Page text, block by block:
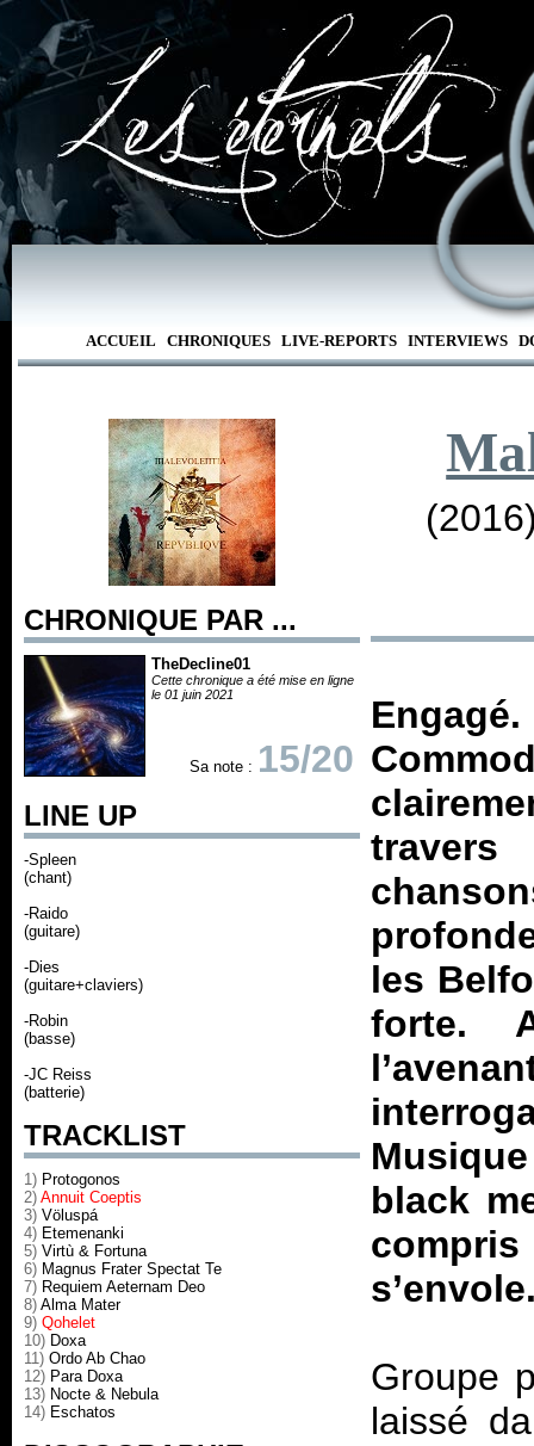
ACCUEIL CHRONIQUES LIVE-REPORTS INTERVIEWS
CHRONIQUE PAR ...
TheDecline01
Cette chronique a été mise en ligne
le 01 juin 2021
Sa note : 15/20
LINE UP
-Spleen
(chant)
-Raido
(guitare)
-Dies
(guitare+claviers)
-Robin
(basse)
-JC Reiss
(batterie)
TRACKLIST
1) Protogonos
2) Annuit Coeptis
3) Völuspá
4) Etemenanki
5) Virtù & Fortuna
6) Magnus Frater Spectat Te
7) Requiem Aeternam Deo
8) Alma Mater
9) Qohelet
10) Doxa
11) Ordo Ab Chao
12) Para Doxa
13) Nocte & Nebula
14) Eschatos
les
forte.
black
Groupe
laissé